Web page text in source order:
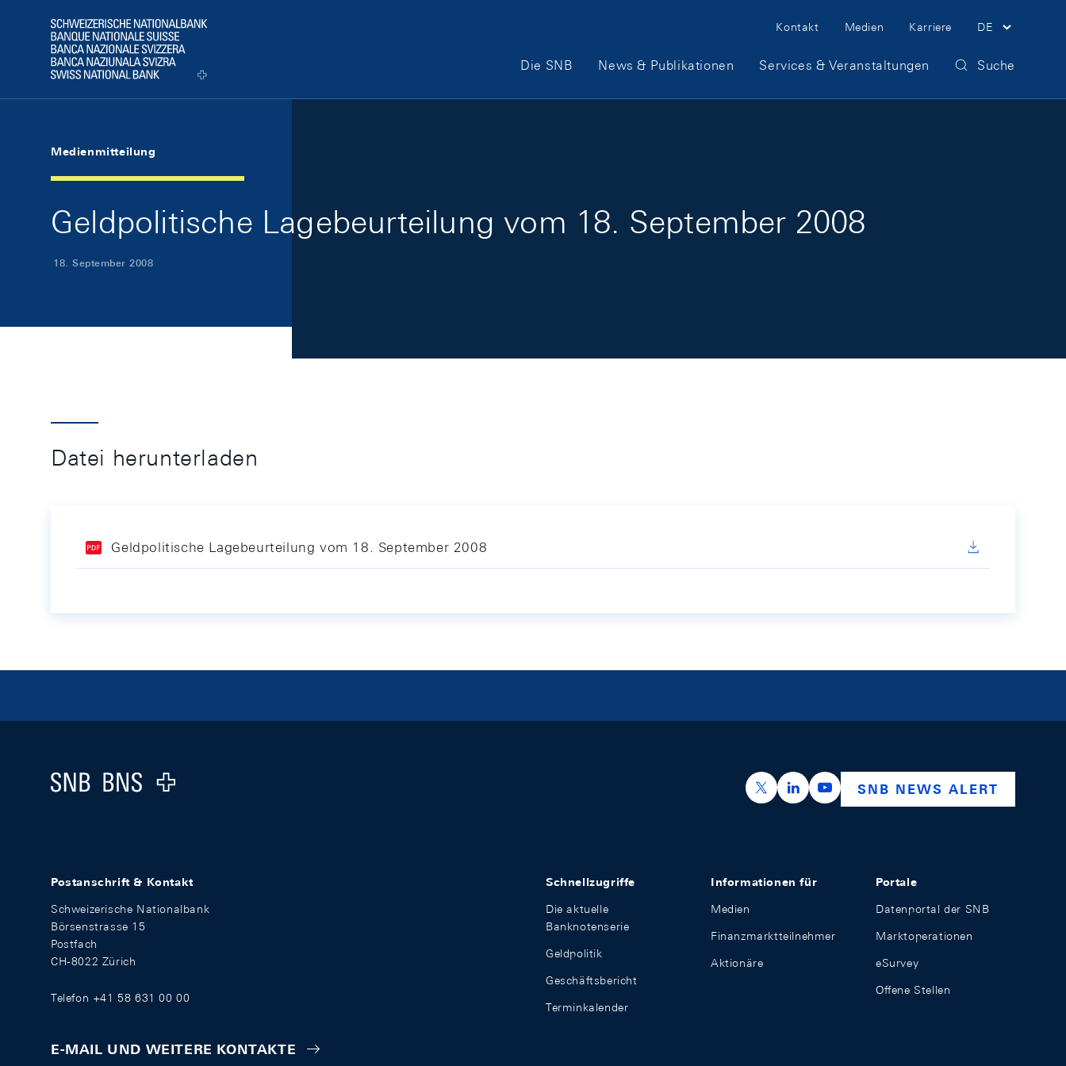
Logo
Meta Navigation
Kontakt Medien Karriere DE
Hauptnavigation
Die SNB News & Publikationen Services & Veranstaltungen Suche
Medienmitteilung
Geldpolitische Lagebeurteilung vom 18. September 2008
18. September 2008
Datei herunterladen
Geldpolitische Lagebeurteilung vom 18. September 2008
Logo
https://x.com/snb_bns
https://ch.linkedin.com/company/swiss-
https://www.youtube.com/
SNB NEWS ALERT
Postanschrift & Kontakt
Schweizerische Nationalbank
Börsenstrasse 15
Postfach
CH-8022 Zürich
Telefon +41 58 631 00 00
E-MAIL UND WEITERE KONTAKTE
Schnellzugriffe
Die aktuelle
Banknotenserie
Geldpolitik
Geschäftsbericht
Terminkalender
Informationen für
Medien
Finanzmarktteilnehmer
Aktionäre
Portale
Datenportal der SNB
Marktoperationen
eSurvey
Offene Stellen